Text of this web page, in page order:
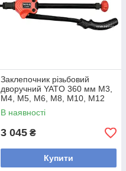
Заклепочник різьбовий
дворучний YATO 360 мм M3,
M4, M5, M6, M8, M10, M12
(YT-36127)
В наявності
3 045 ₴
Купити